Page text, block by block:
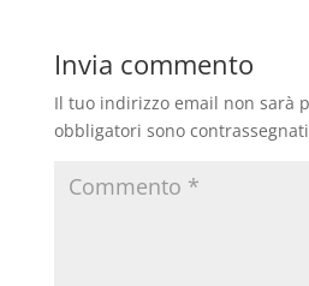
Invia commento
Il tuo indirizzo email non sarà
obbligatori sono contrassegnati